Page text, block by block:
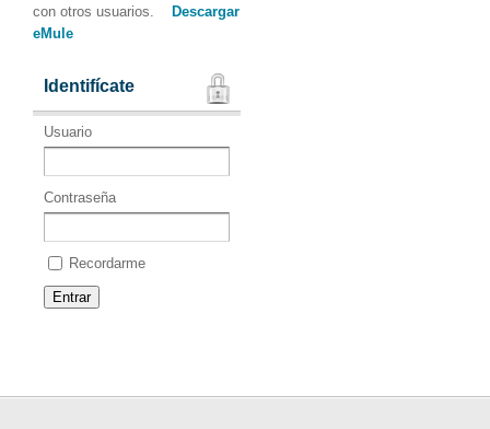
con otros usuarios.
Descargar
eMule
Identifícate
Usuario
Contraseña
Recordarme